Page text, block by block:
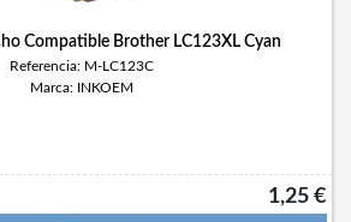
Compatible Brother LC123XL Cyan
Referencia: M-LC123C
Marca: INKOEM
1,25 €